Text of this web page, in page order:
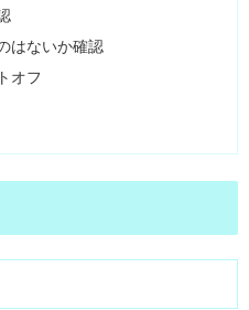
はないか確認
オフ